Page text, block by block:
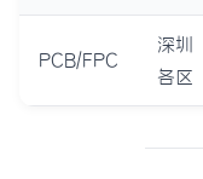
PCB/FPC
深圳
各区